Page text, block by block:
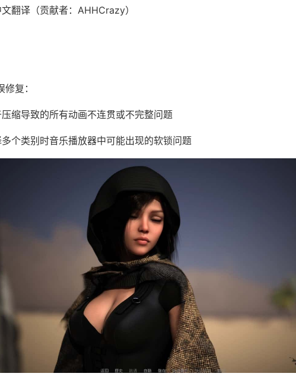
翻译（贡献者：AHHCrazy）
复：
缩导致的所有动画不连贯或不完整问题
个类别时音乐播放器中可能出现的软锁问题